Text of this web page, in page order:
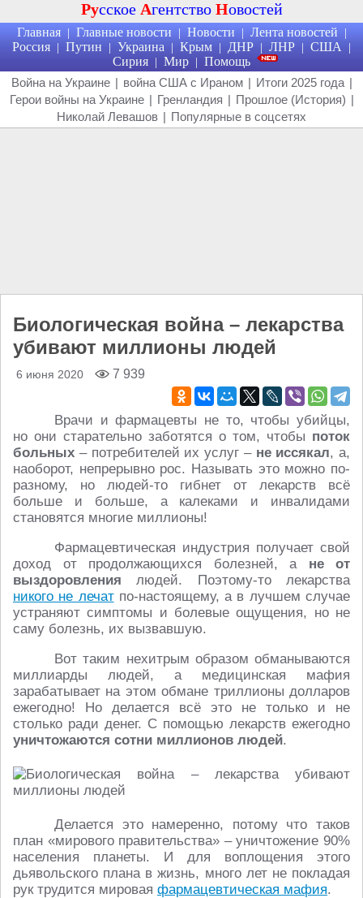
Русское Агентство Новостей
Главная | Главные новости | Новости | Лента новостей |
Россия | Путин | Украина | Крым | ДНР | ЛНР | США |
Сирия | Мир | Помощь
Война на Украине | война США с Ираном | Итоги 2025 года |
Герои войны на Украине | Гренландия | Прошлое (История) |
Николай Левашов | Популярные в соцсетях
Биологическая война – лекарства
убивают миллионы людей
6 июня 2020 7 939
Врачи и фармацевты не то, чтобы убийцы,
но они старательно заботятся о том, чтобы поток
больных – потребителей их услуг – не иссякал, а,
наоборот, непрерывно рос. Называть это можно по-
разному, но людей-то гибнет от лекарств всё
больше и больше, а калеками и инвалидами
становятся многие миллионы!
Фармацевтическая индустрия получает свой
доход от продолжающихся болезней, а не от
выздоровления людей. Поэтому-то лекарства
никого не лечатпо-настоящему, а в лучшем случае
устраняют симптомы и болевые ощущения, но не
саму болезнь, их вызвавшую.
Вот таким нехитрым образом обманываются
миллиарды людей, а медицинская мафия
зарабатывает на этом обмане триллионы долларов
ежегодно! Но делается всё это не только и не
столько ради денег. С помощью лекарств ежегодно
уничтожаются сотни миллионов людей.
Делается это намеренно, потому что таков
план «мирового правительства» – уничтожение 90%
населения планеты. И для воплощения этого
дьявольского плана в жизнь, много лет не покладая
рук трудится мировая фармацевтическая мафия.